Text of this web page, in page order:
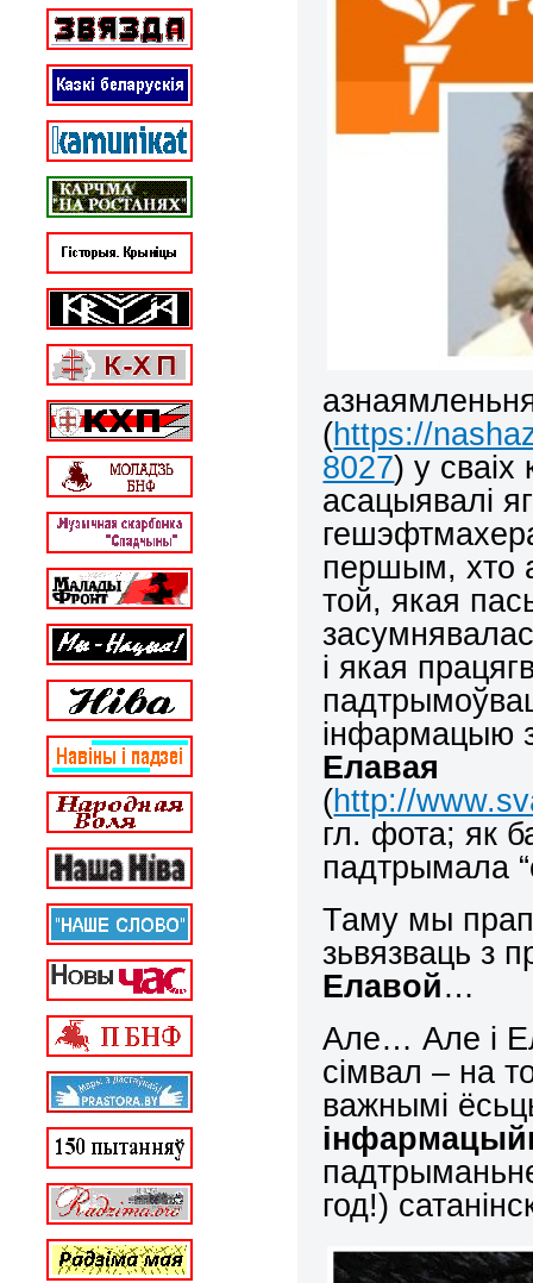
(https://
8027) у сваіх
асацыявалі
першым, хто
той, якая
і якая
інфармацыю
Елавая
(http://
гл. фота; як
падтрымала
Таму мы
зьвязваць з
Елавой…
Але… Але і
сімвал – на
важнымі
год!)